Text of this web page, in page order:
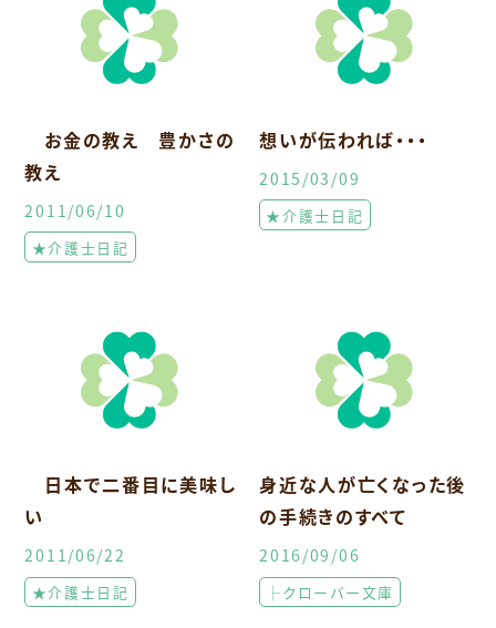
お金の教え 豊かさの
教え
2011/06/10
★介護士日記
想いが伝われば・・・
2015/03/09
★介護士日記
日本で二番目に美味し
い
2011/06/22
★介護士日記
身近な人が亡くなった後
の手続きのすべて
2016/09/06
├クローバー文庫